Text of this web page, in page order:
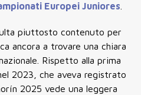
Europei Juniores
piuttosto contenuto per
ancora a trovare una chiara
Rispetto alla prima
2023, che aveva registrato
2025 vede una leggera